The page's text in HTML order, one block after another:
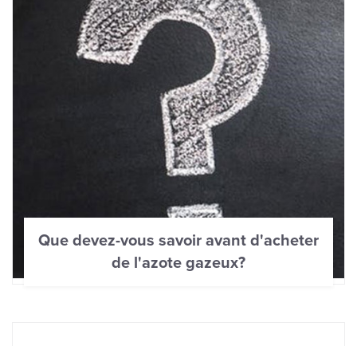
Que devez-vous savoir avant d'acheter
de l'azote gazeux?